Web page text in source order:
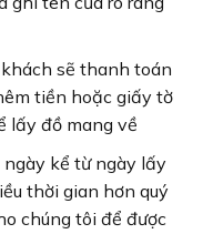
sẽ thanh toán
tiền hoặc giấy tờ
lấy đồ mang về
kể từ ngày lấy
thời gian hơn quý
chúng tôi để được